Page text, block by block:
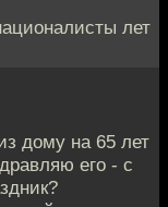
лет
дому на 65 лет
его - с